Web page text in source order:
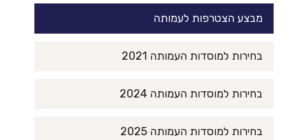
מבצע הצטרפות לעמותה
בחירות למוסדות העמותה 2021
בחירות למוסדות העמותה 2024
בחירות למוסדות העמותה 2025